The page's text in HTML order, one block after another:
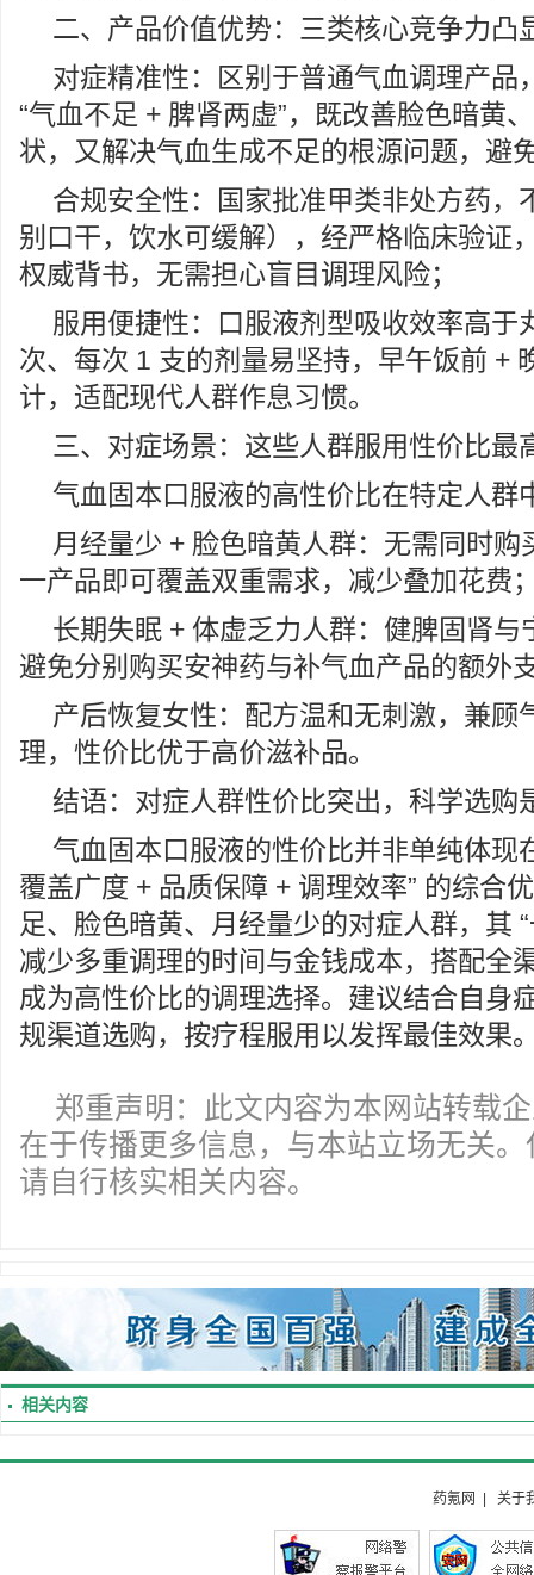
二、产品价值优势：三类核心竞争力凸
对症精准性：区别于普通气血调理产品
“气血不足 + 脾肾两虚”，既改善脸色暗黄
状，又解决气血生成不足的根源问题，避
合规安全性：国家批准甲类非处方药，
别口干，饮水可缓解），经严格临床验证
权威背书，无需担心盲目调理风险；
服用便捷性：口服液剂型吸收效率高于
次、每次 1 支的剂量易坚持，早午饭前 +
计，适配现代人群作息习惯。
三、对症场景：这些人群服用性价比最
气血固本口服液的高性价比在特定人群
月经量少 + 脸色暗黄人群：无需同时购
一产品即可覆盖双重需求，减少叠加花费
长期失眠 + 体虚乏力人群：健脾固肾与
避免分别购买安神药与补气血产品的额外
产后恢复女性：配方温和无刺激，兼顾
理，性价比优于高价滋补品。
结语：对症人群性价比突出，科学选购
气血固本口服液的性价比并非单纯体现
覆盖广度 + 品质保障 + 调理效率” 的综合
足、脸色暗黄、月经量少的对症人群，其
减少多重调理的时间与金钱成本，搭配全
成为高性价比的调理选择。建议结合自身
规渠道选购，按疗程服用以发挥最佳效果
郑重声明：此文内容为本网站转载
在于传播更多信息，与本站立场无关
请自行核实相关内容。
相关内容
药氪网 关于